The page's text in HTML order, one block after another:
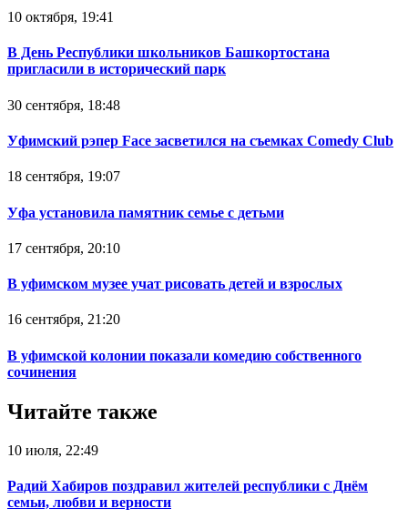
10 октября, 19:41
В День Республики школьников Башкортостана
пригласили в исторический парк
30 сентября, 18:48
Уфимский рэпер Face засветился на съемках Comedy Club
18 сентября, 19:07
Уфа установила памятник семье с детьми
17 сентября, 20:10
В уфимском музее учат рисовать детей и взрослых
16 сентября, 21:20
В уфимской колонии показали комедию собственного
сочинения
Читайте также
10 июля, 22:49
Радий Хабиров поздравил жителей республики с Днём
семьи, любви и верности